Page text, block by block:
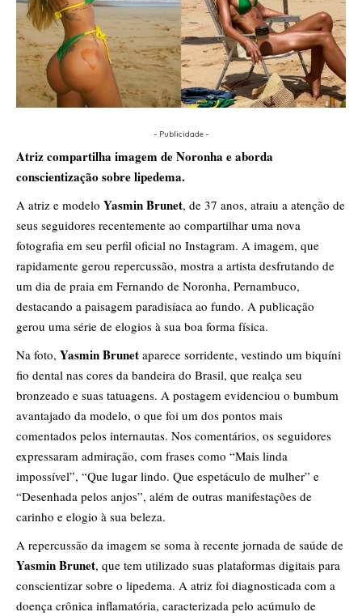
- Publicidade -
Atriz compartilha imagem de Noronha e aborda
conscientização sobre lipedema.
A atriz e modelo Yasmin Brunet, de 37 anos, atraiu a atenção de
seus seguidores recentemente ao compartilhar uma nova
fotografia em seu perfil oficial no Instagram. A imagem, que
rapidamente gerou repercussão, mostra a artista desfrutando de
um dia de praia em Fernando de Noronha, Pernambuco,
destacando a paisagem paradisíaca ao fundo. A publicação
gerou uma série de elogios à sua boa forma física.
Na foto, Yasmin Brunet aparece sorridente, vestindo um biquíni
fio dental nas cores da bandeira do Brasil, que realça seu
bronzeado e suas tatuagens. A postagem evidenciou o bumbum
avantajado da modelo, o que foi um dos pontos mais
comentados pelos internautas. Nos comentários, os seguidores
expressaram admiração, com frases como “Mais linda
impossível”, “Que lugar lindo. Que espetáculo de mulher” e
“Desenhada pelos anjos”, além de outras manifestações de
carinho e elogio à sua beleza.
A repercussão da imagem se soma à recente jornada de saúde de
Yasmin Brunet, que tem utilizado suas plataformas digitais para
conscientizar sobre o lipedema. A atriz foi diagnosticada com a
doença crônica inflamatória, caracterizada pelo acúmulo de